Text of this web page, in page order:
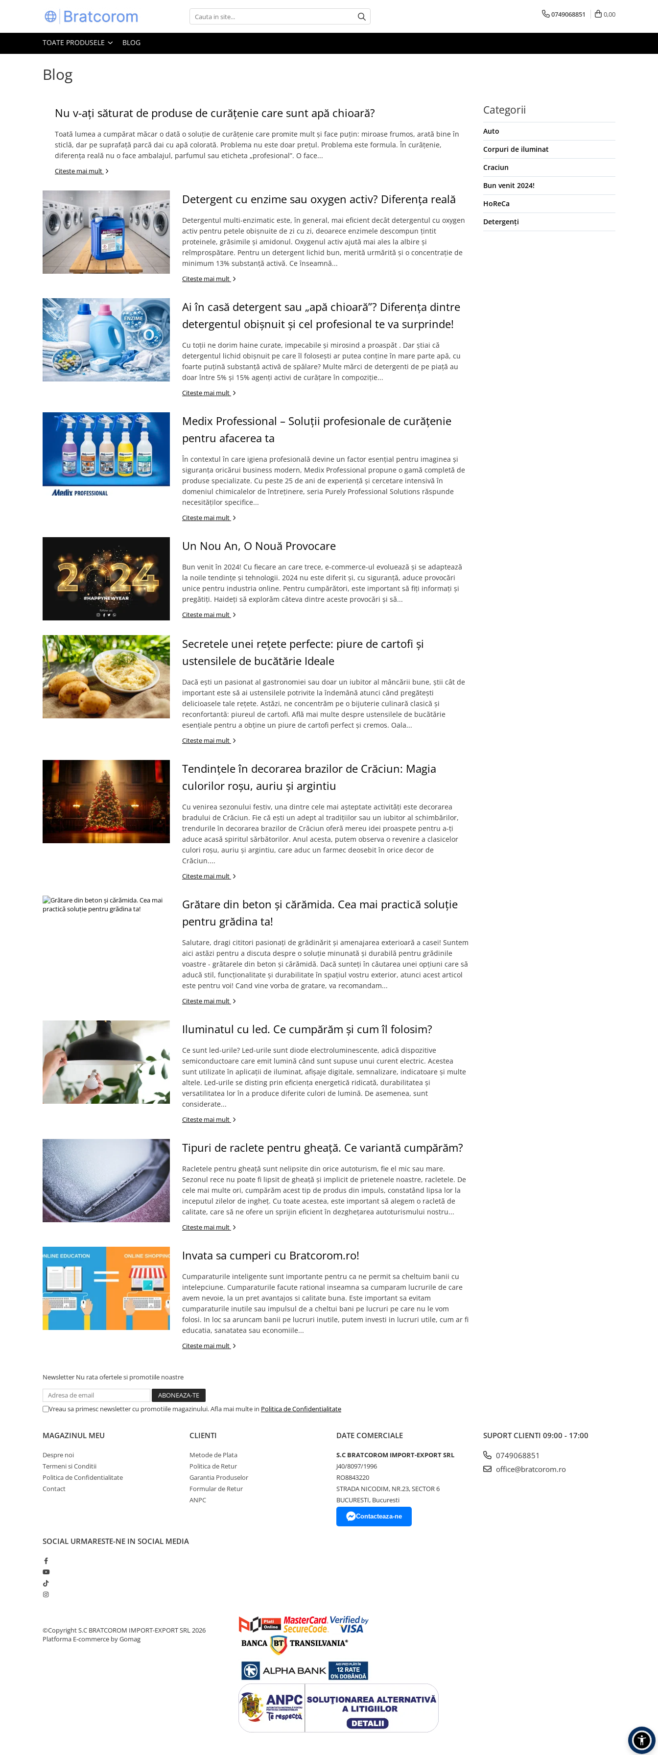
Toate Produsele
Articole animale
Hrana pentru animale
Hrana pentru pisici
Produse igiena externa animale
Bucatarii de vara Tuozi
Articole ambalare
Articole bucatarie
Articole mobila
Articole organizare
Articole Sportive
Cutii postale
Electronice si electrocasnice
Usi si porti
Constructii
Accesorii gips carton
Accesorii gresie si faianta
Accesorii pentru faianta, gresie si
Accesorii polizare si slefuire
Materiale electrice
Sarma constructii
Scule, unelte si masini
Aplice si plafoniere
Lustre si pendule
Accesorii corpuri de iluminat
Proiectoare
Veioze si lampi
Accesorii decorative
Figurine si decoratiuni Craciun
Lumanari si candele
Suporturi lumanari
Cosuri de gunoi
Maturi, Mopuri si galeti
Prosoape de hartie si servetele
Leagane copii
Lopeti si unelte deszapezit
Mobilier gradina
Mufe si conectori irigare
Programatoare stropire
Sere si solarii
Termometre Meteo
Umbrele si pavilioane gradina
Unelte gradinarit
Detergenti de vase profesionali
Pentru masini de spalat si polish
Pentru spalare manuala
Detergenti lichizi profesionali
Igiena si Ingrijire personala
concentrate
Solutii de curatenie profesionale
Pentru sticla si suprafete fine
Pentru toate suprafetele
Solutii specializate
Solutii profesionale pentru
0749068851 0,00
TOATE PRODUSELE BLOG
Blog
Nu v-ați săturat de produse de curățenie care sunt apă chioară?
Toată lumea a cumpărat măcar o dată o soluție de curățenie care promite mult și face puțin: miroase frumos, arată bine în
sticlă, dar pe suprafață parcă dai cu apă colorată. Problema nu este doar prețul. Problema este formula. În curățenie,
diferența reală nu o face ambalajul, parfumul sau eticheta „profesional”. O face...
Citeste mai mult
Detergent cu enzime sau oxygen activ? Diferența reală
Detergentul multi-enzimatic este, în general, mai eficient decât detergentul cu oxygen
activ pentru petele obișnuite de zi cu zi, deoarece enzimele descompun țintit
proteinele, grăsimile și amidonul. Oxygenul activ ajută mai ales la albire și
reîmprospătare. Pentru un detergent lichid bun, merită urmărită și o concentrație de
minimum 13% substanță activă. Ce înseamnă...
Citeste mai mult
Ai în casă detergent sau „apă chioară”? Diferența dintre
detergentul obișnuit și cel profesional te va surprinde!
Cu toții ne dorim haine curate, impecabile și mirosind a proaspăt . Dar știai că
detergentul lichid obișnuit pe care îl folosești ar putea conține în mare parte apă, cu
foarte puțină substanță activă de spălare? Multe mărci de detergenti de pe piață au
doar între 5% și 15% agenți activi de curățare în compoziție...
Citeste mai mult
Medix Professional – Soluții profesionale de curățenie
pentru afacerea ta
În contextul în care igiena profesională devine un factor esențial pentru imaginea și
siguranța oricărui business modern, Medix Professional propune o gamă completă de
produse specializate. Cu peste 25 de ani de experiență și cercetare intensivă în
domeniul chimicalelor de întreținere, seria Purely Professional Solutions răspunde
necesităților specifice...
Citeste mai mult
Un Nou An, O Nouă Provocare
Bun venit în 2024! Cu fiecare an care trece, e-commerce-ul evoluează și se adaptează
la noile tendințe și tehnologii. 2024 nu este diferit și, cu siguranță, aduce provocări
unice pentru industria online. Pentru cumpărători, este important să fiți informați și
pregătiți. Haideți să explorăm câteva dintre aceste provocări și să...
Citeste mai mult
Secretele unei rețete perfecte: piure de cartofi și
ustensilele de bucătărie Ideale
Dacă ești un pasionat al gastronomiei sau doar un iubitor al mâncării bune, știi cât de
important este să ai ustensilele potrivite la îndemână atunci când pregătești
delicioasele tale rețete. Astăzi, ne concentrăm pe o bijuterie culinară clasică și
reconfortantă: piureul de cartofi. Află mai multe despre ustensilele de bucătărie
esențiale pentru a obține un piure de cartofi perfect și cremos. Oala...
Citeste mai mult
Tendințele în decorarea brazilor de Crăciun: Magia
culorilor roșu, auriu și argintiu
Cu venirea sezonului festiv, una dintre cele mai așteptate activități este decorarea
bradului de Crăciun. Fie că ești un adept al tradițiilor sau un iubitor al schimbărilor,
trendurile în decorarea brazilor de Crăciun oferă mereu idei proaspete pentru a-ți
aduce acasă spiritul sărbătorilor. Anul acesta, putem observa o revenire a clasicelor
culori roșu, auriu și argintiu, care aduc un farmec deosebit în orice decor de
Crăciun....
Citeste mai mult
Grătare din beton și cărămida. Cea mai practică soluție
pentru grădina ta!
Salutare, dragi cititori pasionați de grădinărit și amenajarea exterioară a casei! Suntem
aici astăzi pentru a discuta despre o soluție minunată și durabilă pentru grădinile
voastre - grătarele din beton și cărămidă. Dacă sunteți în căutarea unei opțiuni care să
aducă stil, funcționalitate și durabilitate în spațiul vostru exterior, atunci acest articol
este pentru voi! Cand vine vorba de gratare, va recomandam...
Citeste mai mult
Iluminatul cu led. Ce cumpărăm și cum îl folosim?
Ce sunt led-urile? Led-urile sunt diode electroluminescente, adică dispozitive
semiconductoare care emit lumină când sunt supuse unui curent electric. Acestea
sunt utilizate în aplicații de iluminat, afișaje digitale, semnalizare, indicatoare și multe
altele. Led-urile se disting prin eficiența energetică ridicată, durabilitatea și
versatilitatea lor în a produce diferite culori de lumină. De asemenea, sunt
considerate...
Citeste mai mult
Tipuri de raclete pentru gheață. Ce variantă cumpărăm?
Racletele pentru gheață sunt nelipsite din orice autoturism, fie el mic sau mare.
Sezonul rece nu poate fi lipsit de gheață și implicit de prietenele noastre, racletele. De
cele mai multe ori, cumpărăm acest tip de produs din impuls, constatând lipsa lor la
inceputul zilelor de ingheț. Cu toate acestea, este important să alegem o racletă de
calitate, care să ne ofere un sprijin eficient în dezghețarea autoturismului nostru...
Citeste mai mult
Invata sa cumperi cu Bratcorom.ro!
Cumparaturile inteligente sunt importante pentru ca ne permit sa cheltuim banii cu
intelepciune. Cumparaturile facute rational inseamna sa cumparam lucrurile de care
avem nevoie, la un pret avantajos si calitate buna. Este important sa evitam
cumparaturile inutile sau impulsul de a cheltui bani pe lucruri pe care nu le vom
folosi. In loc sa aruncam banii pe lucruri inutile, putem investi in lucruri utile, cum ar fi
educatia, sanatatea sau economiile...
Citeste mai mult
Categorii
Auto
Corpuri de iluminat
Craciun
Bun venit 2024!
HoReCa
Detergenți
Newsletter Nu rata ofertele si promotiile noastre
Vreau sa primesc newsletter cu promotiile magazinului. Afla mai multe in Politica de Confidentialitate
MAGAZINUL MEU
Despre noi
Termeni si Conditii
Politica de Confidentialitate
Contact
CLIENTI
Metode de Plata
Politica de Retur
Garantia Produselor
Formular de Retur
ANPC
DATE COMERCIALE
S.C BRATCOROM IMPORT-EXPORT SRL
J40/8097/1996
RO8843220
STRADA NICODIM, NR.23, SECTOR 6
BUCURESTI, Bucuresti
Contacteaza-ne
SUPORT CLIENTI 09:00 - 17:00
0749068851
office@bratcorom.ro
SOCIAL URMARESTE-NE IN SOCIAL MEDIA
©Copyright S.C BRATCOROM IMPORT-EXPORT SRL 2026
Platforma E-commerce by Gomag